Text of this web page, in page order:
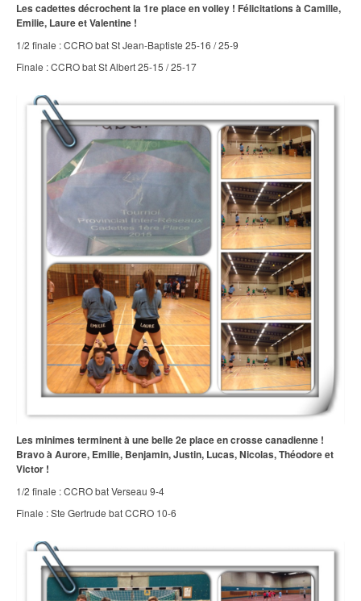
Les cadettes décrochent la 1re place en volley ! Félicitations à Camille,
Emilie, Laure et Valentine !
1/2 finale : CCRO bat St Jean-Baptiste 25-16 / 25-9
Finale : CCRO bat St Albert 25-15 / 25-17
Les minimes terminent à une belle 2e place en crosse canadienne !
Bravo à Aurore, Emilie, Benjamin, Justin, Lucas, Nicolas, Théodore et
Victor !
1/2 finale : CCRO bat Verseau 9-4
Finale : Ste Gertrude bat CCRO 10-6